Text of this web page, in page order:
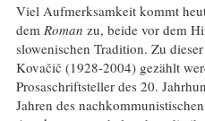
Viel Aufmerksamkeit kommt
dem Roman zu, beide vor dem
slowenischen Tradition. Zu
Kovačič (1928-2004) gezählt
Prosaschriftsteller des 20.
Jahren des